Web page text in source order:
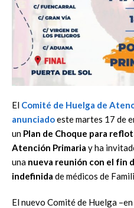
El Comité de Huelga de
anunciadoeste martes 17 de
un Plan de Choque para
Atención Primaria y ha
una nueva reunión con el fin
indefinida de médicos de
El nuevo Comité de Huelga –